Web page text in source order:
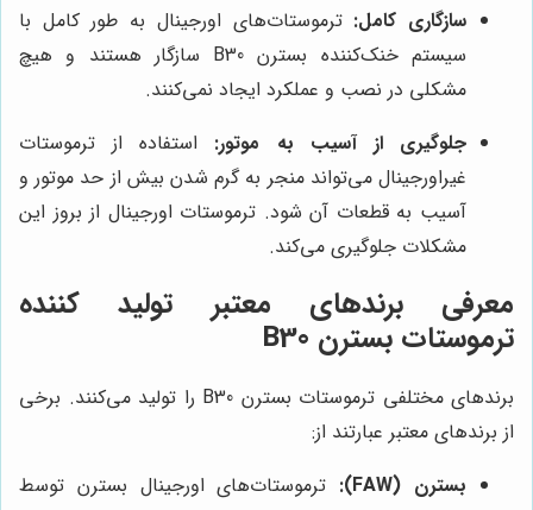
سازگاری کامل: ترموستات‌های اورجینال به طور کامل با
سیستم خنک‌کننده بسترن B30 سازگار هستند و هیچ
مشکلی در نصب و عملکرد ایجاد نمی‌کنند.
جلوگیری از آسیب به موتور: استفاده از ترموستات
غیراورجینال می‌تواند منجر به گرم شدن بیش از حد موتور و
آسیب به قطعات آن شود. ترموستات اورجینال از بروز این
مشکلات جلوگیری می‌کند.
معرفی برندهای معتبر تولید کننده
ترموستات بسترن B30
برندهای مختلفی ترموستات بسترن B30 را تولید می‌کنند. برخی
از برندهای معتبر عبارتند از:
بسترن (FAW):
ترموستات‌های اورجینال بسترن توسط